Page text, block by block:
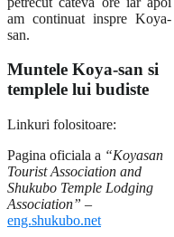
am continuat inspre Koya-
san.
Muntele Koya-san si
templele lui budiste
Linkuri folositoare:
Pagina oficiala a “Koyasan
Tourist Association and
Shukubo Temple Lodging
Association” –
eng.shukubo.net